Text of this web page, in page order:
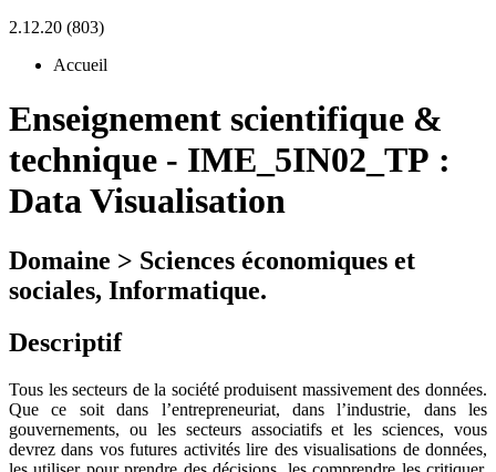
2.12.20 (803)
Accueil
Enseignement scientifique &
technique - IME_5IN02_TP :
Data Visualisation
Domaine > Sciences économiques et
sociales, Informatique.
Descriptif
Tous les secteurs de la société produisent massivement des données.
Que ce soit dans l’entrepreneuriat, dans l’industrie, dans les
gouvernements, ou les secteurs associatifs et les sciences, vous
devrez dans vos futures activités lire des visualisations de données,